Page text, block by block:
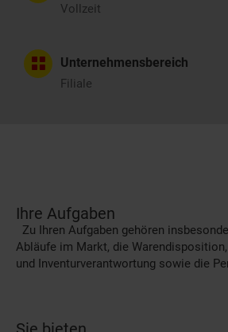
Vollzeit
Unternehmensbereich
Filiale
Ihre Aufgaben
Zu Ihren Aufgaben gehören
Abläufe im Markt, die
und Inventurverantwortung sowie die